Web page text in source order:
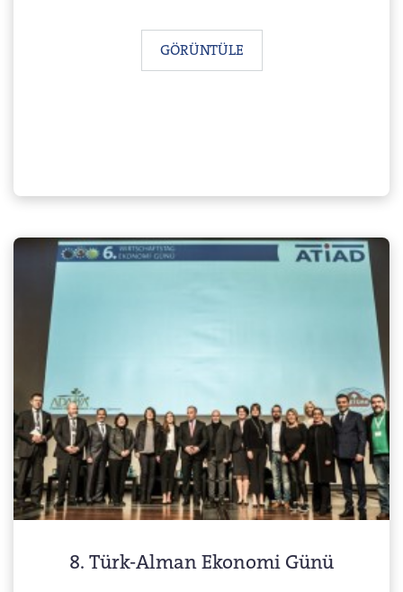
GÖRÜNTÜLE
8. Türk-Alman Ekonomi Günü